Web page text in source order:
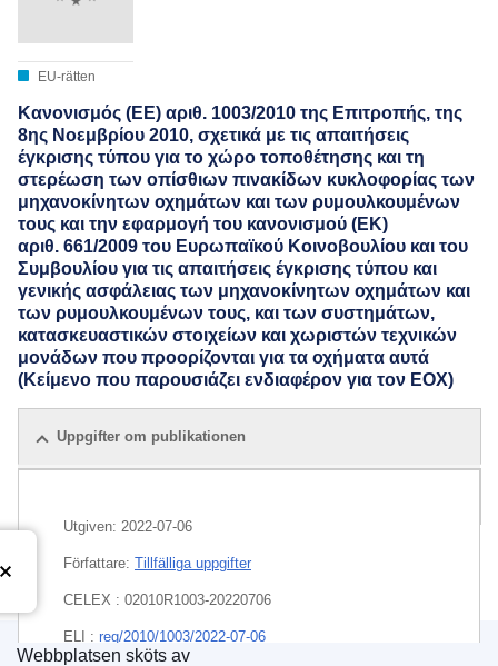
EU-rätten
Κανονισμός (ΕΕ) αριθ. 1003/2010 της Επιτροπής, της
8ης Νοεμβρίου 2010, σχετικά με τις απαιτήσεις
έγκρισης τύπου για το χώρο τοποθέτησης και τη
στερέωση των οπίσθιων πινακίδων κυκλοφορίας των
μηχανοκίνητων οχημάτων και των ρυμουλκουμένων
τους και την εφαρμογή του κανονισμού (ΕΚ)
αριθ. 661/2009 του Ευρωπαϊκού Κοινοβουλίου και του
Συμβουλίου για τις απαιτήσεις έγκρισης τύπου και
γενικής ασφάλειας των μηχανοκίνητων οχημάτων και
των ρυμουλκουμένων τους, και των συστημάτων,
κατασκευαστικών στοιχείων και χωριστών τεχνικών
μονάδων που προορίζονται για τα οχήματα αυτά
(Κείμενο που παρουσιάζει ενδιαφέρον για τον ΕΟΧ)
Uppgifter om publikationen
Utgiven: 2022-07-06
Författare: Tillfälliga uppgifter
CELEX : 02010R1003-20220706
ELI : reg/2010/1003/2022-07-06
Webbplatsen sköts av